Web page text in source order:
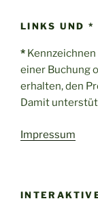
LINKS UND *
*
einer Buchung
erhalten, den
Damit
Impressum